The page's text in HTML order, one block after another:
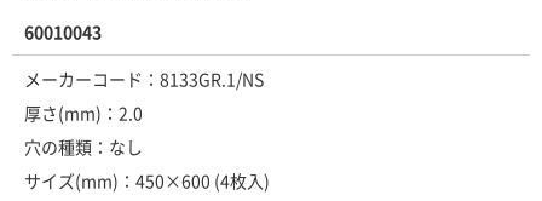
60010043
メーカーコード：8133GR.1/NS
厚さ(mm)：2.0
穴の種類：なし
サイズ(mm)：450×600 (4枚入)